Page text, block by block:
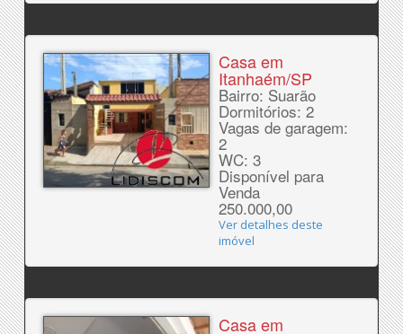
Casa em
Itanhaém/SP
Bairro: Suarão
Dormitórios: 2
Vagas de garagem:
2
WC: 3
Disponível para
Venda
250.000,00
Ver detalhes deste
imóvel
Casa em